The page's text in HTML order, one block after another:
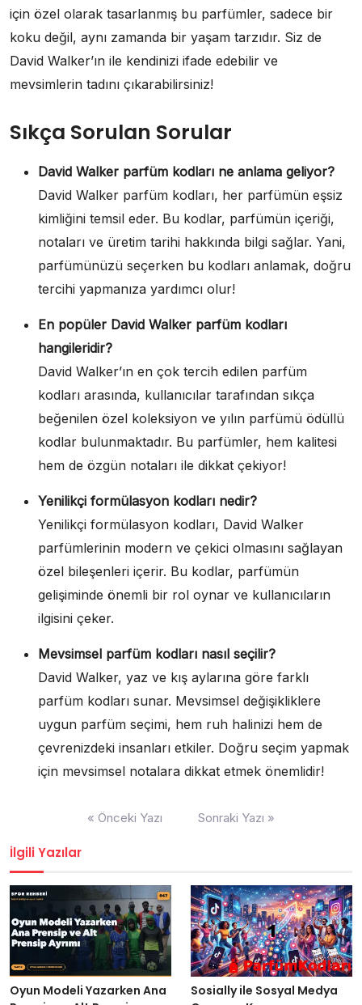
için özel olarak tasarlanmış bu parfümler, sadece bir
koku değil, aynı zamanda bir yaşam tarzıdır. Siz de
David Walker’ın ile kendinizi ifade edebilir ve
mevsimlerin tadını çıkarabilirsiniz!
Sıkça Sorulan Sorular
David Walker parfüm kodları ne anlama geliyor?
David Walker parfüm kodları, her parfümün eşsiz
kimliğini temsil eder. Bu kodlar, parfümün içeriği,
notaları ve üretim tarihi hakkında bilgi sağlar. Yani,
parfümünüzü seçerken bu kodları anlamak, doğru
tercihi yapmanıza yardımcı olur!
En popüler David Walker parfüm kodları
hangileridir?
David Walker’ın en çok tercih edilen parfüm
kodları arasında, kullanıcılar tarafından sıkça
beğenilen özel koleksiyon ve yılın parfümü ödüllü
kodlar bulunmaktadır. Bu parfümler, hem kalitesi
hem de özgün notaları ile dikkat çekiyor!
Yenilikçi formülasyon kodları nedir?
Yenilikçi formülasyon kodları, David Walker
parfümlerinin modern ve çekici olmasını sağlayan
özel bileşenleri içerir. Bu kodlar, parfümün
gelişiminde önemli bir rol oynar ve kullanıcıların
ilgisini çeker.
Mevsimsel parfüm kodları nasıl seçilir?
David Walker, yaz ve kış aylarına göre farklı
parfüm kodları sunar. Mevsimsel değişikliklere
uygun parfüm seçimi, hem ruh halinizi hem de
çevrenizdeki insanları etkiler. Doğru seçim yapmak
için mevsimsel notalara dikkat etmek önemlidir!
« Önceki Yazı Sonraki Yazı »
İlgili Yazılar
Oyun Modeli Yazarken Ana
Sosially ile Sosyal Medya